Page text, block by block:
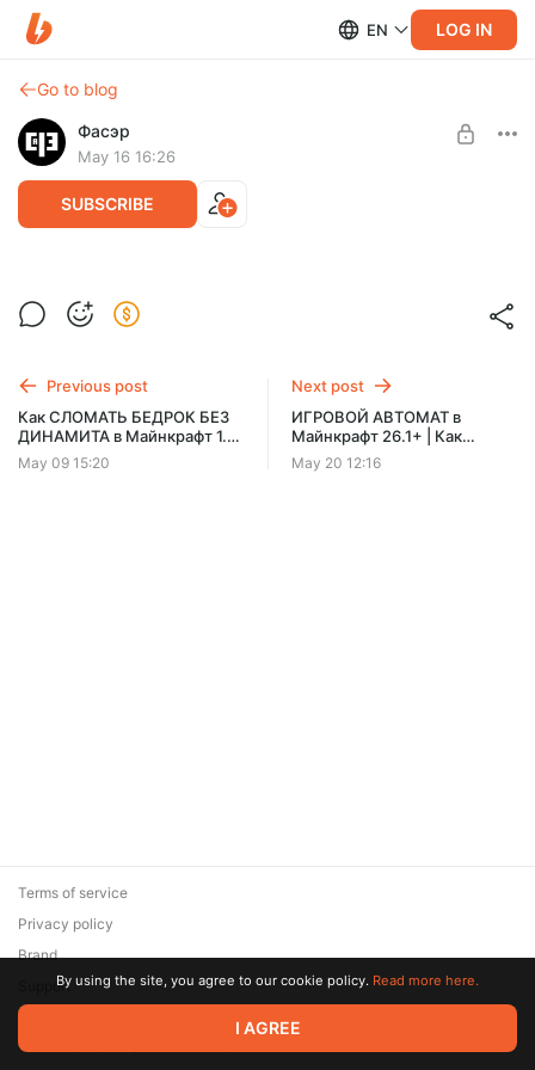
EN LOG IN
Go to blog
Фасэр
May 16 16:26
SUBSCRIBE
Лучший СЕРНЫЙ ЛИФТ в Майнкрафт
26.2 | Туториал лифт в Майнкрафте
SUBSCRIBE
Previous post
Как СЛОМАТЬ БЕДРОК БЕЗ
ДИНАМИТА в Майнкрафт 1.16
- 26.1+
May 09 15:20
Next post
ИГРОВОЙ АВТОМАТ в
Майнкрафт 26.1+ | Как
построить механизм для
слотов в майнкрафт
May 20 12:16
© 2026 Zaya Solutions Limited. All rights reserved. All trademarks
are the property of their respective owners.
Terms of service
Privacy policy
Brand
SupportBy using the site, you agree to our cookie policy. Read more here.
I AGREE